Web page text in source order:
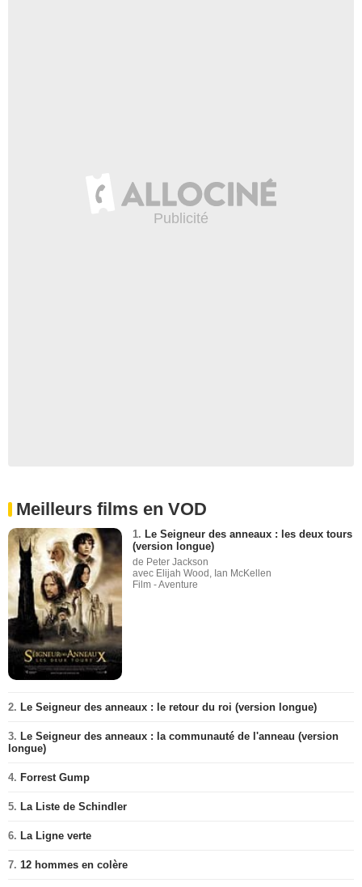
Meilleurs films en VOD
1. Le Seigneur des anneaux : les deux tours
(version longue)
de Peter Jackson
avec Elijah Wood, Ian McKellen
Film - Aventure
2. Le Seigneur des anneaux : le retour du roi (version longue)
3. Le Seigneur des anneaux : la communauté de l'anneau (version
longue)
4. Forrest Gump
5. La Liste de Schindler
6. La Ligne verte
7. 12 hommes en colère